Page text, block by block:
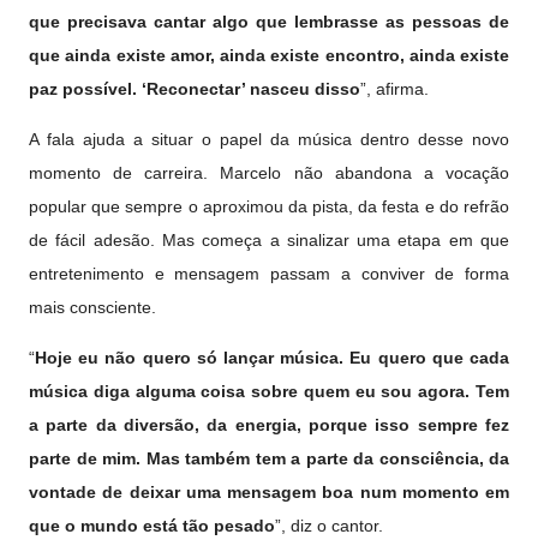
que precisava cantar algo que lembrasse as pessoas de
que ainda existe amor, ainda existe encontro, ainda existe
paz possível. ‘Reconectar’ nasceu disso”, afirma.
A fala ajuda a situar o papel da música dentro desse novo
momento de carreira. Marcelo não abandona a vocação
popular que sempre o aproximou da pista, da festa e do refrão
de fácil adesão. Mas começa a sinalizar uma etapa em que
entretenimento e mensagem passam a conviver de forma
mais consciente.
“Hoje eu não quero só lançar música. Eu quero que cada
música diga alguma coisa sobre quem eu sou agora. Tem
a parte da diversão, da energia, porque isso sempre fez
parte de mim. Mas também tem a parte da consciência, da
vontade de deixar uma mensagem boa num momento em
que o mundo está tão pesado”, diz o cantor.